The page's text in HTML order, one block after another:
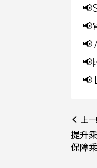
📢
📢
📢
📢
上
提升
保障